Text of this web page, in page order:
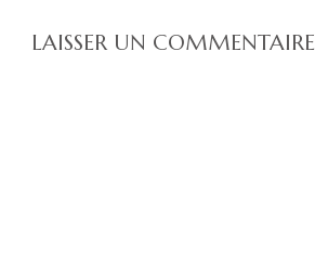
LAISSER UN COMMENTAIRE